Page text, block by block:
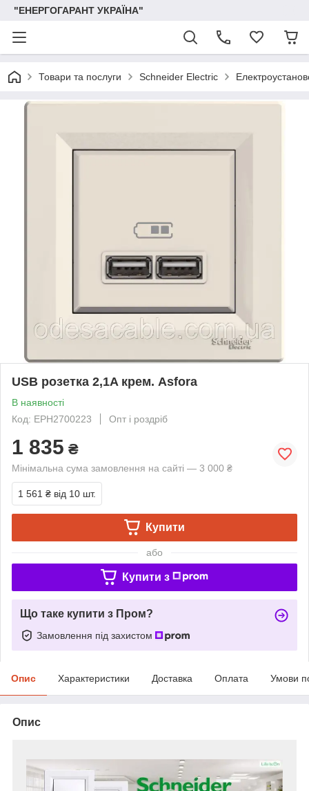
"ЕНЕРГОГАРАНТ УКРАЇНА"
Товари та послуги Schneider Electric
USB розетка 2,1A крем. Asfora
В наявності
Код: EPH2700223
Опт і роздріб
1 835 ₴
Мінімальна сума замовлення на сайті — 3 000 ₴
1 561 ₴ від 10 шт.
Купити
або
Купити з
Що таке купити з Пром?
Замовлення під захистом
Опис Характеристики Доставка Оплата Умови
Опис